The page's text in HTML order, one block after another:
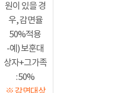
원이 있을 경
우, 감면율
50%적용
-예) 보훈대
상자+그가족
: 50%